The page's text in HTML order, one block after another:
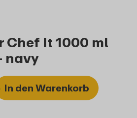
Chef It 1000 ml
navy
In den Warenkorb